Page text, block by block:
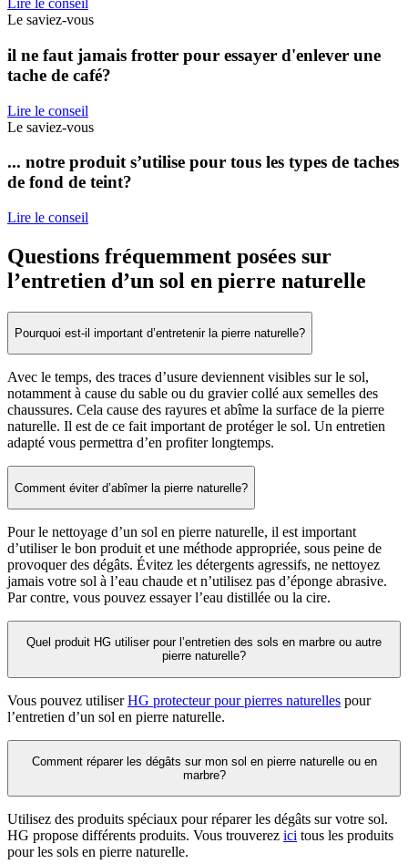
Lire le conseil
Le saviez-vous
il ne faut jamais frotter pour essayer d'enlever une
tache de café?
Lire le conseil
Le saviez-vous
... notre produit s’utilise pour tous les types de taches
de fond de teint?
Lire le conseil
Questions fréquemment posées sur
l’entretien d’un sol en pierre naturelle
Pourquoi est-il important d’entretenir la pierre naturelle?
Avec le temps, des traces d’usure deviennent visibles sur le sol,
notamment à cause du sable ou du gravier collé aux semelles des
chaussures. Cela cause des rayures et abîme la surface de la pierre
naturelle. Il est de ce fait important de protéger le sol. Un entretien
adapté vous permettra d’en profiter longtemps.
Comment éviter d’abîmer la pierre naturelle?
Pour le nettoyage d’un sol en pierre naturelle, il est important
d’utiliser le bon produit et une méthode appropriée, sous peine de
provoquer des dégâts. Évitez les détergents agressifs, ne nettoyez
jamais votre sol à l’eau chaude et n’utilisez pas d’éponge abrasive.
Par contre, vous pouvez essayer l’eau distillée ou la cire.
Quel produit HG utiliser pour l’entretien des sols en marbre ou autre
pierre naturelle?
Vous pouvez utiliserHG protecteur pour pierres naturelles pour
l’entretien d’un sol en pierre naturelle.
Comment réparer les dégâts sur mon sol en pierre naturelle ou en
marbre?
Utilisez des produits spéciaux pour réparer les dégâts sur votre sol.
HG propose différents produits. Vous trouverez ici tous les produits
pour les sols en pierre naturelle.